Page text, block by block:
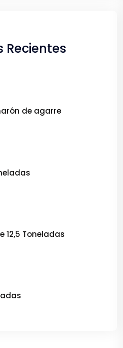
Recientes
de agarre
12,5 Toneladas